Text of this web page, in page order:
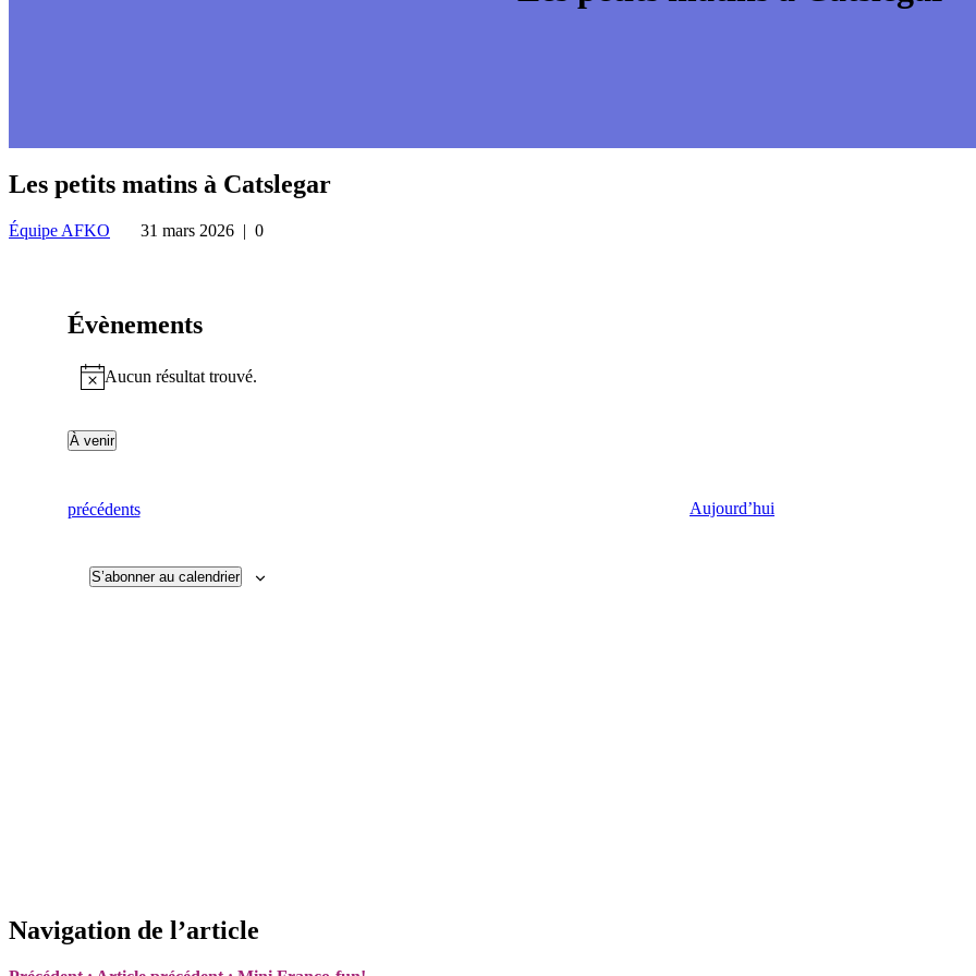
Les petits matins à Catslegar
Équipe AFKO 31 mars 2026 | 0
Évènements
NoticeAucun résultat trouvé.
À venir
date
Évènements
précédents Aujourd’hui
S’abonner au calendrier
Navigation de l’article